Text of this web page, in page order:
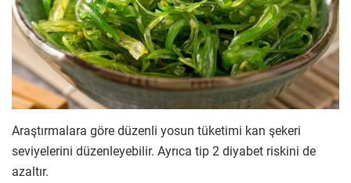
Araştırmalara göre düzenli yosun tüketimi kan şekeri
seviyelerini düzenleyebilir. Ayrıca tip 2 diyabet riskini de
azaltır.